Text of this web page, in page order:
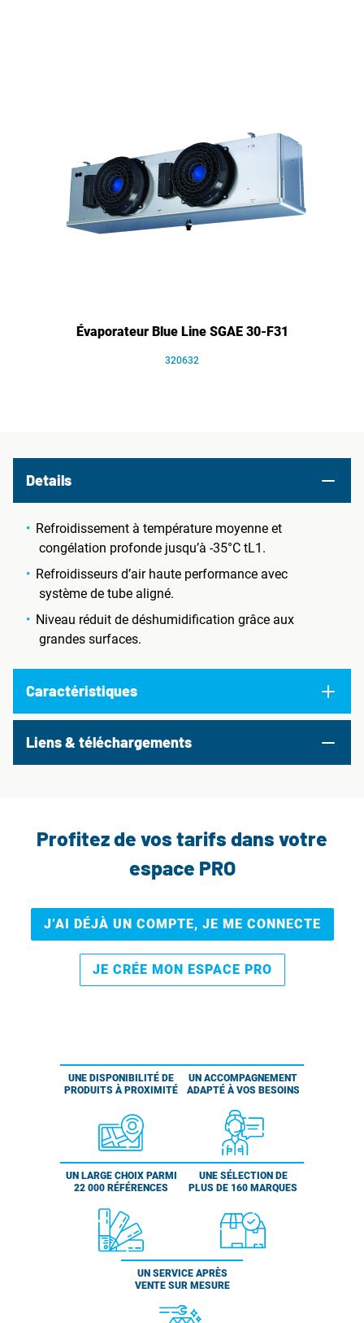
Évaporateur Blue Line SGAE 30-F31
320632
Details
Refroidissement à température moyenne et
congélation profonde jusqu’à -35°C tL1.
Refroidisseurs d’air haute performance avec
système de tube aligné.
Niveau réduit de déshumidification grâce aux
grandes surfaces.
Caractéristiques
Liens & téléchargements
Profitez de vos tarifs dans votre
espace PRO
J’AI DÉJÀ UN COMPTE, JE ME CONNECTE
JE CRÉE MON ESPACE PRO
UNE DISPONIBILITÉ DE
PRODUITS À PROXIMITÉ
UN ACCOMPAGNEMENT
ADAPTÉ À VOS BESOINS
UN LARGE CHOIX PARMI
22 000 RÉFÉRENCES
UNE SÉLECTION DE
PLUS DE 160 MARQUES
UN SERVICE APRÈS
VENTE SUR MESURE